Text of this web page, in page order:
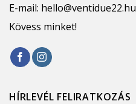
E-mail: hello@ventidue22.hu
Kövess minket!
HÍRLEVÉL FELIRATKOZÁS